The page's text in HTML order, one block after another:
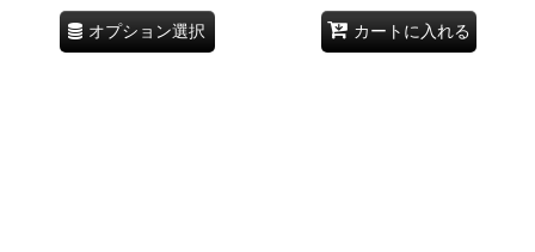
オプション選択 カートに入れる